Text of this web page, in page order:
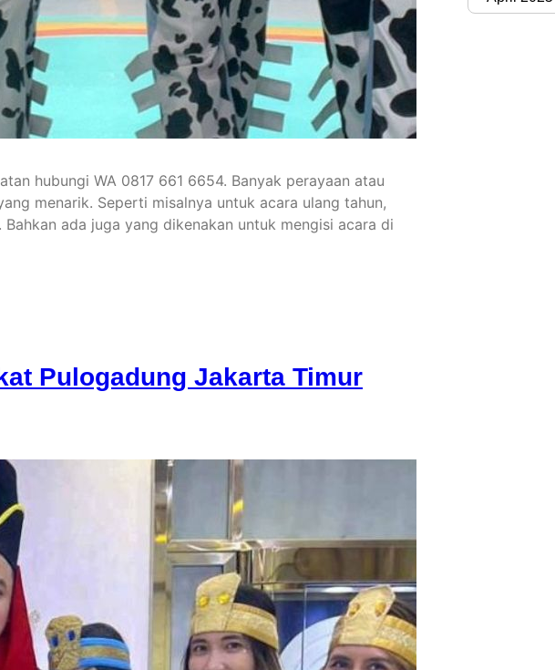
hubungi WA 0817 661 6654. Banyak perayaan atau
menarik. Seperti misalnya untuk acara ulang tahun,
ada juga yang dikenakan untuk mengisi acara di
Pulogadung Jakarta Timur
r